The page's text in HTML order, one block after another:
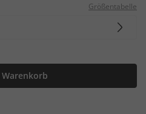
Größentabelle